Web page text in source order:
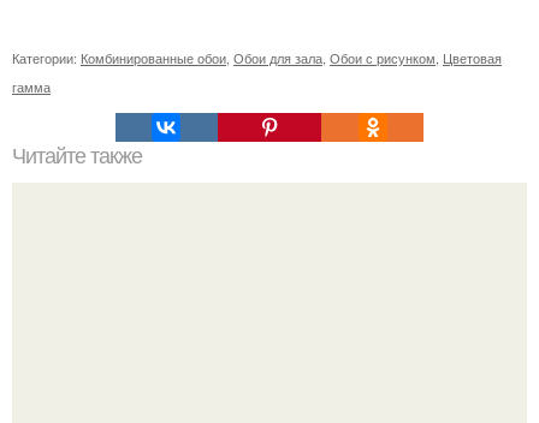
Категории: Комбинированные обои Обои для зала Обои с рисунком Цветовая
гамма
Читайте также